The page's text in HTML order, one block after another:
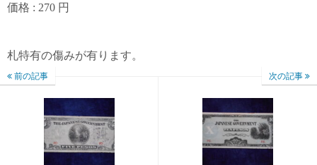
価格 : 270 円
札特有の傷みが有ります。
前の記事 次の記事